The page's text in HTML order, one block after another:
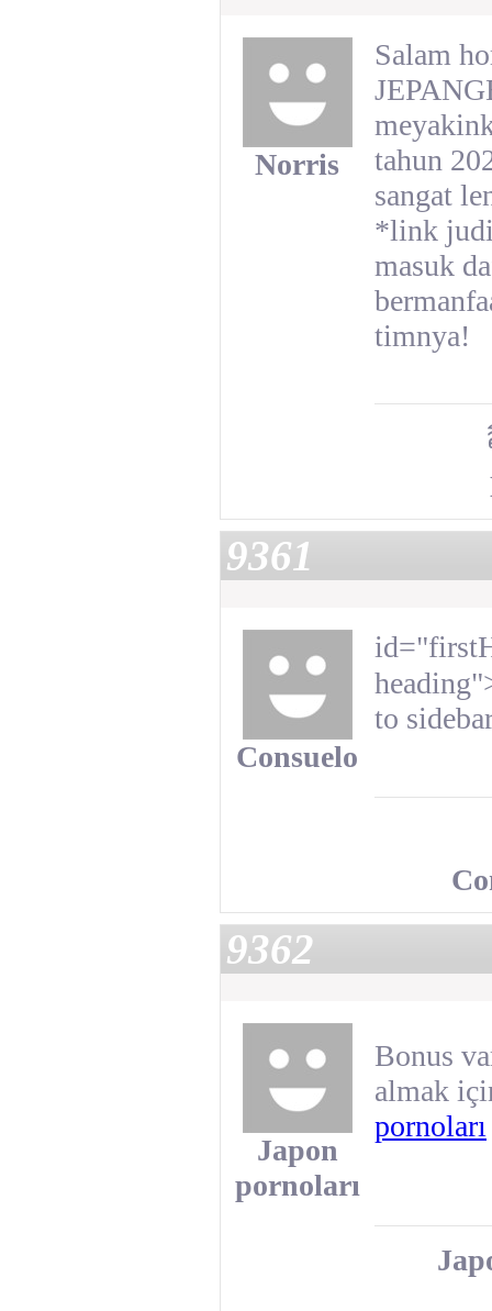
Norris
Salam
tahun
sangat
*link judi
masuk
timnya!
9361
Consuelo
to
9362
Japon
pornoları
Bonus
almak
pornoları